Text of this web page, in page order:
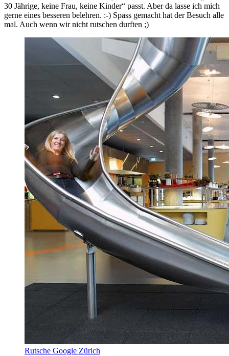
30 Jährige, keine Frau, keine Kinder“ passt. Aber da lasse ich mich
gerne eines besseren belehren. :-) Spass gemacht hat der Besuch alle
mal. Auch wenn wir nicht rutschen durften ;)
Rutsche Google Zürich